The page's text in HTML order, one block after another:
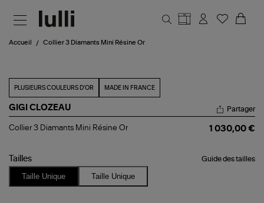
Accueil Collier 3 Diamants Mini Résine Or
PLUSIEURS COULEURS D'OR MADE IN FRANCE
GIGI CLOZEAU
Collier
Mini
Résine
Partager
Collier 3 Diamants Mini Résine Or 1 030,00 €
Tailles Guide des tailles
Taille Unique Taille Unique